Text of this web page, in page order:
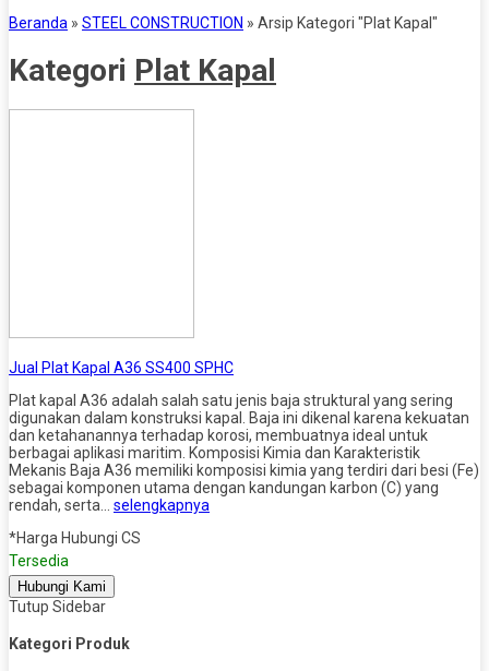
Beranda » STEEL CONSTRUCTION » Arsip Kategori "Plat Kapal"
Kategori Plat Kapal
Jual Plat Kapal A36 SS400 SPHC
Plat kapal A36 adalah salah satu jenis baja struktural yang sering
digunakan dalam konstruksi kapal. Baja ini dikenal karena kekuatan
dan ketahanannya terhadap korosi, membuatnya ideal untuk
berbagai aplikasi maritim. Komposisi Kimia dan Karakteristik
Mekanis Baja A36 memiliki komposisi kimia yang terdiri dari besi (Fe)
sebagai komponen utama dengan kandungan karbon (C) yang
rendah, serta… selengkapnya
*Harga Hubungi CS
Tersedia
Hubungi Kami
Tutup Sidebar
Kategori Produk